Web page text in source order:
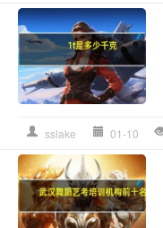
sslake 01-10